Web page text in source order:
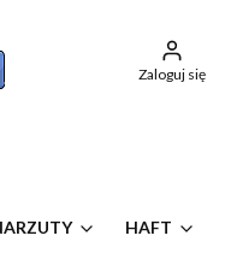
szczegóły
Zaloguj się
HAFT